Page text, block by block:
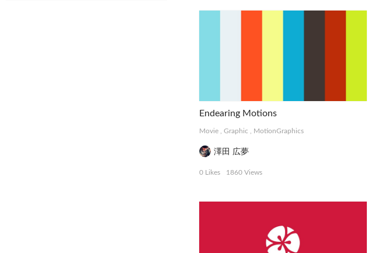
Endearing Motions
Movie Graphic MotionGraphics
澤田 広夢
0 Likes 1860 Views